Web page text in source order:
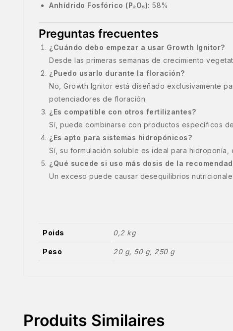
Anhídrido Fosfórico (P₂O₅): 58%
Preguntas frecuentes
¿Cuándo debo empezar a usar Growth Ignitor?
Desde las primeras semanas de crecimiento
¿Puedo usarlo durante la floración?
No, Growth Ignitor está diseñado exclusivamente
potenciadores de floración.
¿Es compatible con otros fertilizantes?
Sí, puede combinarse con productos específicos
¿Es apto para sistemas hidropónicos?
Sí, su formulación soluble es ideal para hidroponía,
¿Qué sucede si uso más dosis de la
Un exceso puede causar desequilibrios
Poids 0,2 kg
Peso 20 g, 50 g, 250 g
Produits Similaires